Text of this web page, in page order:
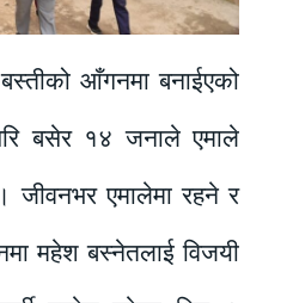
आँगनमा बनाईएको
बसेर १४ जनाले एमाले
जीवनभर एमालेमा रहने र
महेश बस्नेतलाई विजयी